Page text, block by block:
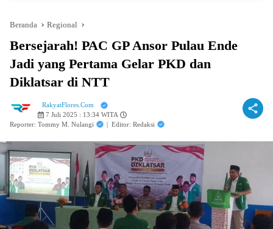
Beranda Regional
Bersejarah! PAC GP Ansor Pulau Ende
Jadi yang Pertama Gelar PKD dan
Diklatsar di NTT
RakyatFlores.Com
7 Juli 2025 : 13:34 WITA
Reporter: Tommy M. Nulangi
| Editor: Redaksi